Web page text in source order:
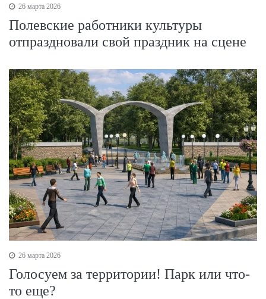
26 марта 2026
Полевские работники культуры
отпраздновали свой праздник на сцене
26 марта 2026
Голосуем за территории! Парк или что-
то еще?